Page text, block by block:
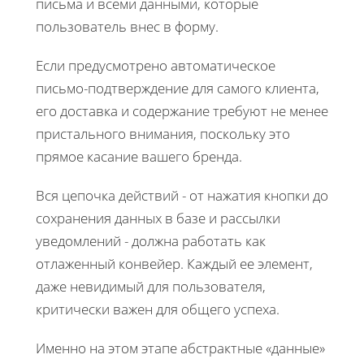
пользователь внес в форму.
Если предусмотрено автоматическое
письмо-подтверждение для самого клиента,
его доставка и содержание требуют не менее
пристального внимания, поскольку это
прямое касание вашего бренда.
Вся цепочка действий - от нажатия кнопки до
сохранения данных в базе и рассылки
уведомлений - должна работать как
отлаженный конвейер. Каждый ее элемент,
даже невидимый для пользователя,
критически важен для общего успеха.
Именно на этом этапе абстрактные «данные»